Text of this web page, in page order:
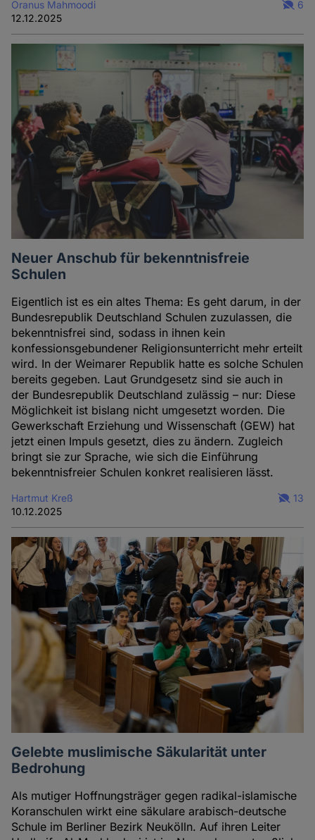
Oranus Mahmoodi
12.12.2025
6
Neuer Anschub für bekenntnisfreie
Schulen
Eigentlich ist es ein altes Thema: Es geht darum, in der
Bundesrepublik Deutschland Schulen zuzulassen, die
bekenntnisfrei sind, sodass in ihnen kein
konfessionsgebundener Religionsunterricht mehr erteilt
wird. In der Weimarer Republik hatte es solche Schulen
bereits gegeben. Laut Grundgesetz sind sie auch in
der Bundesrepublik Deutschland zulässig – nur: Diese
Möglichkeit ist bislang nicht umgesetzt worden. Die
Gewerkschaft Erziehung und Wissenschaft (GEW) hat
jetzt einen Impuls gesetzt, dies zu ändern. Zugleich
bringt sie zur Sprache, wie sich die Einführung
bekenntnisfreier Schulen konkret realisieren lässt.
Hartmut Kreß
10.12.2025
13
Gelebte muslimische Säkularität unter
Bedrohung
Als mutiger Hoffnungsträger gegen radikal-islamische
Koranschulen wirkt eine säkulare arabisch-deutsche
Schule im Berliner Bezirk Neukölln. Auf ihren Leiter